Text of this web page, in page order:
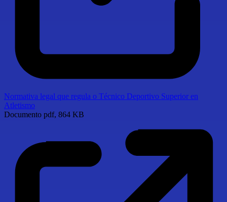
Normativa legal que regula o Técnico Deportivo Superior en
Atletismo
Documento pdf, 864 KB